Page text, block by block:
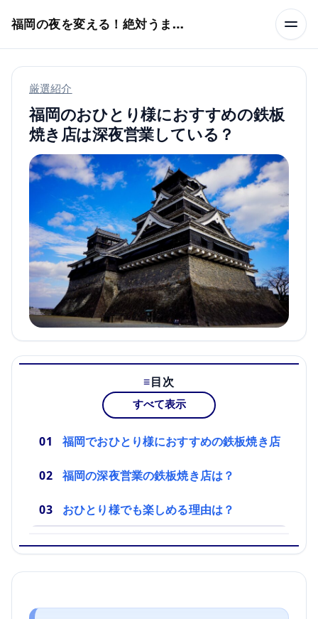
福岡の夜を変える！絶対うまい店
厳選紹介
福岡のおひとり様におすすめの鉄板
焼き店は深夜営業している？
目次
すべて表示
福岡でおひとり様におすすめの鉄板焼き店
福岡の深夜営業の鉄板焼き店は？
おひとり様でも楽しめる理由は？